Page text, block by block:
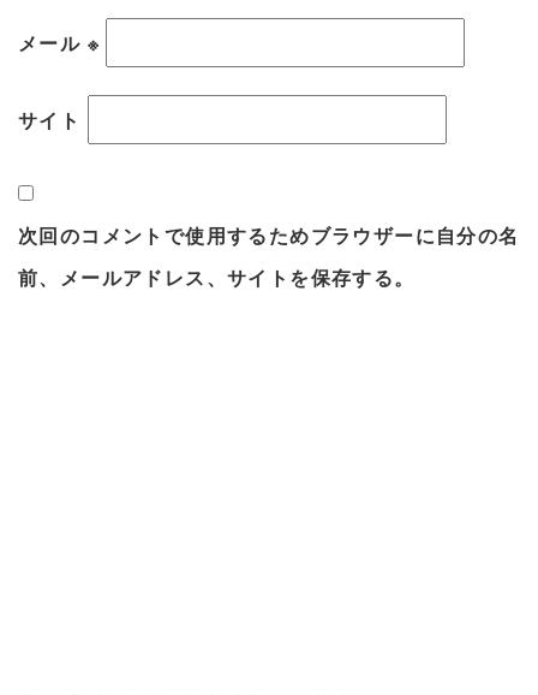
メール ※
サイト
次回のコメントで使用するためブラウザーに自分の名
前、メールアドレス、サイトを保存する。